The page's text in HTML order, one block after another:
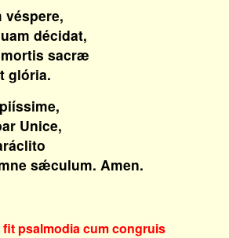
véspere,
décidat,
sacræ
glória.
Unice,
sǽculum. Amen.
psalmodia cum congruis